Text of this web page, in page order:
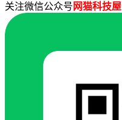
关注微信公众号 网猫科技屋